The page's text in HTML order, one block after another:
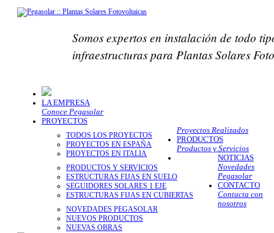
Somos expertos en instalación de todo
infraestructuras para Plantas Solares
LA EMPRESA
Conoce Pegasolar
PROYECTOS
Proyectos Realizados
TODOS LOS PROYECTOS
PROYECTOS EN ESPAÑA
PROYECTOS EN ITALIA
PRODUCTOS
Productos y Servicios
PRODUCTOS Y SERVICIOS
ESTRUCTURAS FIJAS EN SUELO
SEGUIDORES SOLARES 1 EJE
ESTRUCTURAS FIJAS EN CUBIERTAS
NOTICIAS
Novedades
Pegasolar
NOVEDADES PEGASOLAR
NUEVOS PRODUCTOS
NUEVAS OBRAS
CONTACTO
Contacta con
nosotros